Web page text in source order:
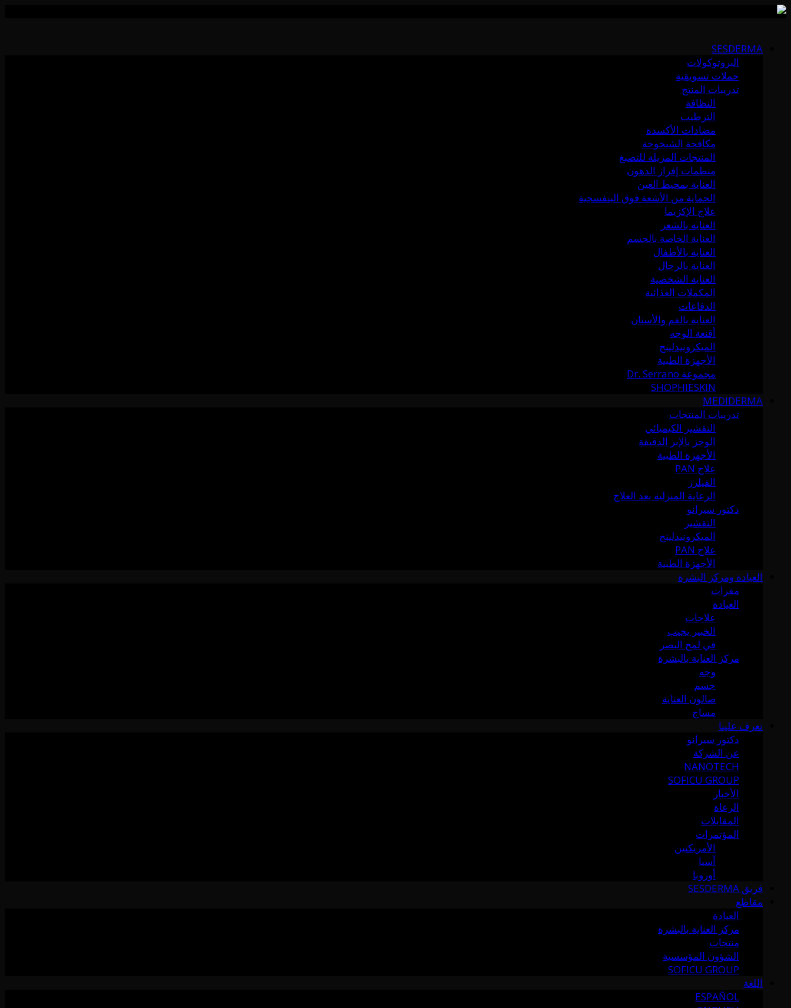
content
SESDERMA
البروتوكولات
حملات تسويقية
تدريبات المنتج
النظافة
الترطيب
مضادات الأكسدة
مكافحة الشيخوخة
المنتجات المزيلة للتصبغ
منظمات إفراز الدهون
العناية بمحيط العين
الحماية من الأشعة فوق البنفسجية
علاج الإكزيما
العناية بالشعر
العناية الخاصة بالجسم
العناية بالأطفال
العناية بالرجال
العناية الشخصية
المكملات الغذائية
الدفاعات
العناية بالفم والأسنان
أقنعة الوجه
الميكرونيدلينج
الأجهزة الطبية
مجموعة Dr. Serrano
SHOPHIESKIN
MEDIDERMA
تدريبات المنتجات
التقشير الكيميائي
الوخز بالإبر الدقيقة
الأجهزة الطبية
علاج PAN
الفيلرز
الرعاية المنزلية بعد العلاج
دكتور سيرانو
التقشير
الميكرونيدلينج
علاج PAN
الأجهزة الطبية
العيادة ومركز البشرة
مقرات
العيادة
علاجات
الخبير يجيب
في لمح البصر
مركز العناية بالبشرة
وجه
جسم
صالون العناية
مساج
تعرف علينا
دكتور سيرانو
عن الشركة
NANOTECH
SOFICU GROUP
الأخبار
الرعاة
المقابلات
المؤتمرات
الأمريكتين
آسيا
أوروبا
فريق SESDERMA
مقاطع
العيادة
مركز العناية بالبشرة
منتجات
الشؤون المؤسسية
SOFICU GROUP
اللغة
ESPAÑOL